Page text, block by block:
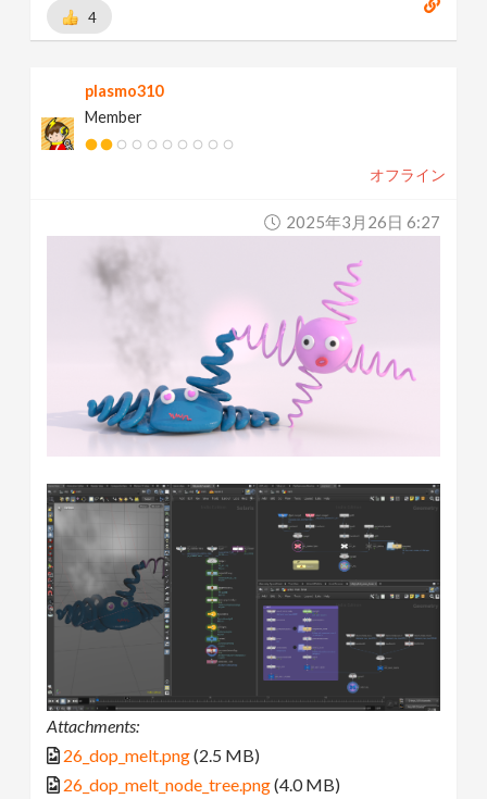
4
plasmo310
Member
オフライン
2025年3月26日 6:27
Attachments:
26_dop_melt.png(2.5 MB)
26_dop_melt_node_tree.png(4.0 MB)